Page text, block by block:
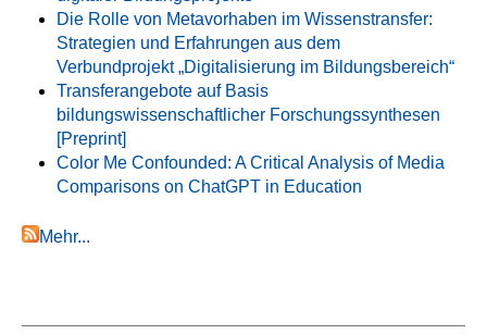
Die Rolle von Metavorhaben im Wissenstransfer:
Strategien und Erfahrungen aus dem
Verbundprojekt „Digitalisierung im Bildungsbereich“
Transferangebote auf Basis
bildungswissenschaftlicher Forschungssynthesen
[Preprint]
Color Me Confounded: A Critical Analysis of Media
Comparisons on ChatGPT in Education
Mehr...